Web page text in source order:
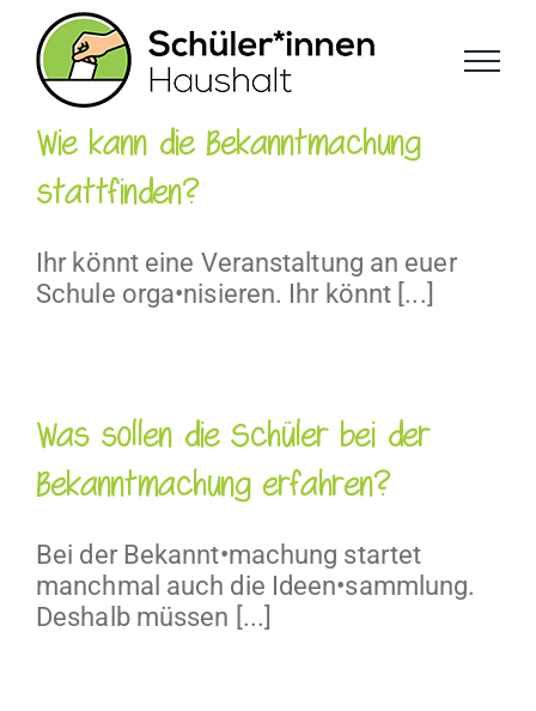
Inhalt
springen
Wie kann die Bekanntmachung
stattfinden?
Ihr könnt eine Veranstaltung an euer
Schule orga•nisieren. Ihr könnt [...]
Was sollen die Schüler bei der
Bekanntmachung erfahren?
Bei der Bekannt•machung startet
manchmal auch die Ideen•sammlung.
Deshalb müssen [...]